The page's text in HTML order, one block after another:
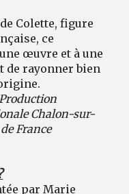
Colette, figure
ce
œuvre et à une
rayonner bien
Chalon-sur-
France
par Marie